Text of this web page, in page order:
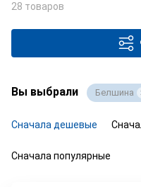
28 товаров
Вы выбрали Белшина
Сначала дешевые
Сначала популярные